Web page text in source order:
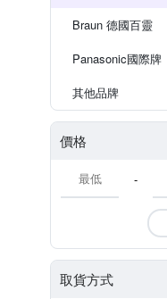
Braun 德國百靈
Panasonic國際牌
其他品牌
價格
-
取貨方式